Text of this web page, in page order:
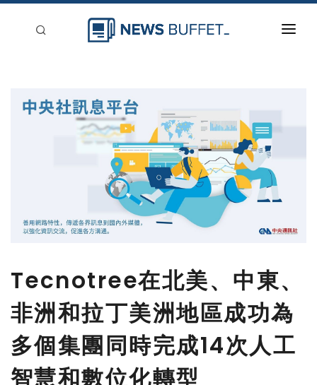
Tecnotree在北美、中東、
非洲和拉丁美洲地區成功為
多個集團同時完成14次人工
智慧和數位化轉型